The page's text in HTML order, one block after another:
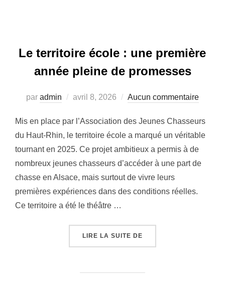
Le territoire école : une première
année pleine de promesses
par admin
Publié
avril 8, 2026 Aucun commentaire
Mis en place par l’Association des Jeunes Chasseurs
du Haut-Rhin, le territoire école a marqué un véritable
tournant en 2025. Ce projet ambitieux a permis à de
nombreux jeunes chasseurs d’accéder à une part de
chasse en Alsace, mais surtout de vivre leurs
premières expériences dans des conditions réelles.
Ce territoire a été le théâtre …
LIRE LA SUITE DE